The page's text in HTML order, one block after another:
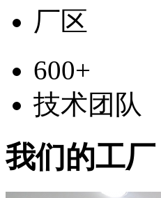
厂区
600+
技术团队
我们的工厂